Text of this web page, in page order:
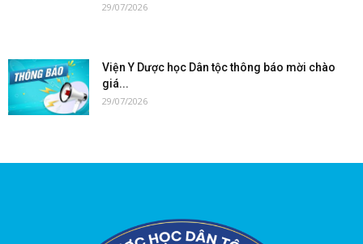
29/07/2026
Viện Y Dược học Dân tộc thông báo mời chào
giá...
29/07/2026